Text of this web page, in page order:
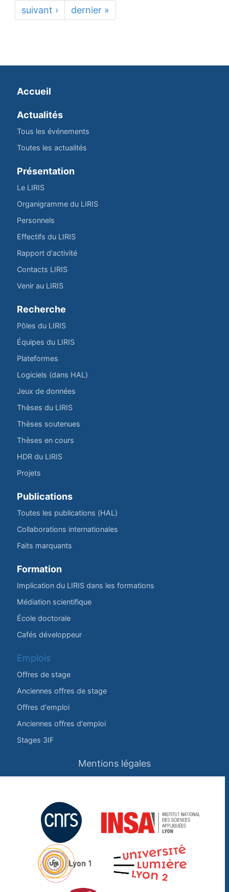
suivant ›
dernier »
Accueil
Actualités
Tous les événements
Toutes les actualités
Présentation
Le LIRIS
Organigramme du LIRIS
Personnels
Effectifs du LIRIS
Rapport d'activité
Contacts LIRIS
Venir au LIRIS
Recherche
Pôles du LIRIS
Équipes du LIRIS
Plateformes
Logiciels (dans HAL)
Jeux de données
Thèses du LIRIS
Thèses soutenues
Thèses en cours
HDR du LIRIS
Projets
Publications
Toutes les publications (HAL)
Collaborations internationales
Faits marquants
Formation
Implication du LIRIS dans les formations
Médiation scientifique
École doctorale
Cafés développeur
Emplois
Offres de stage
Anciennes offres de stage
Offres d'emploi
Anciennes offres d'emploi
Stages 3IF
Mentions légales